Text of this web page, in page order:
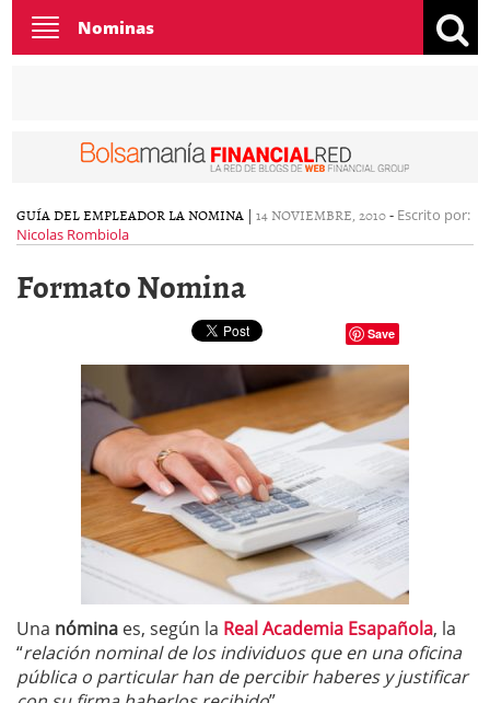
Toggle
navigation
Nominas
GUÍA DEL EMPLEADOR LA NOMINA | 14 NOVIEMBRE, 2010- Escrito por:
Nicolas Rombiola
Formato Nomina
Save
Una nómina es, según la Real Academia Esapañola, la
“relación nominal de los individuos que en una oficina
pública o particular han de percibir haberes y justificar